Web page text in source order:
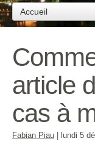
Accueil
article
cas à
Fabian Piau lundi 5